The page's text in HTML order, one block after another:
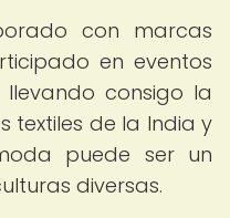
con marcas
en eventos
consigo la
textiles de la India y
puede ser un
diversas.